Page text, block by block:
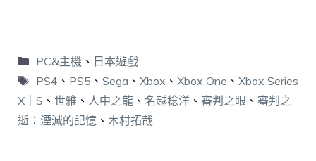
PC&主機 、 日本遊戲
PS4 、 PS5 、 Sega 、 Xbox 、 Xbox One 、 Xbox Series
X｜S 、 世雅 、 人中之龍 、 名越稔洋 、 審判之眼 、 審判之
逝：湮滅的記憶 、 木村拓哉